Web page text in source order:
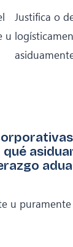
u
Justifica o
u